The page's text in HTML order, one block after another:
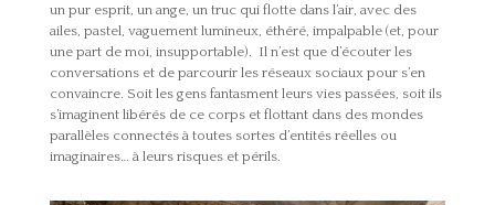
un pur esprit, un ange, un truc qui flotte dans l’air, avec des
ailes, pastel, vaguement lumineux, éthéré, impalpable (et, pour
une part de moi, insupportable). Il n’est que d’écouter les
conversations et de parcourir les réseaux sociaux pour s’en
convaincre. Soit les gens fantasment leurs vies passées, soit ils
s’imaginent libérés de ce corps et flottant dans des mondes
parallèles connectés à toutes sortes d’entités réelles ou
imaginaires… à leurs risques et périls.